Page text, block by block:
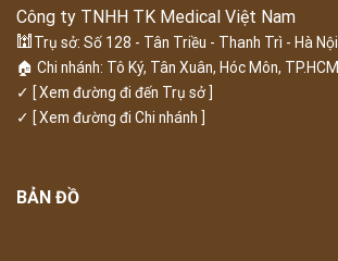
Công ty TNHH TK Medical Việt Nam
🕍 Trụ sở: Số 128 - Tân Triều - Thanh Trì - Hà Nội
🏠 Chi nhánh: Tô Ký, Tân Xuân, Hóc Môn, TP.HCM
✓ [ Xem đường đi đến Trụ sở ]
✓ [ Xem đường đi Chi nhánh ]
BẢN ĐỒ